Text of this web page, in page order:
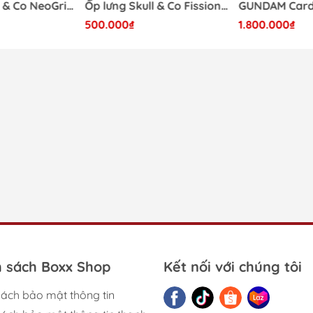
29/09/2025
Ốp lưng Skull & Co NeoGrip cho Nintendo Switch 2 phiên bản Splatoon Raiders
Ốp lưng Skull & Co FissionGrip cho Nintendo Switch 2 phiên bản Splatoon Raiders
500.000₫
1.800.000₫
sách Boxx Shop
bảo mật thông tin
Kết nối với chúng tôi